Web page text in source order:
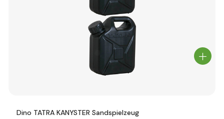
Dino TATRA KANYSTER Sandspielzeug